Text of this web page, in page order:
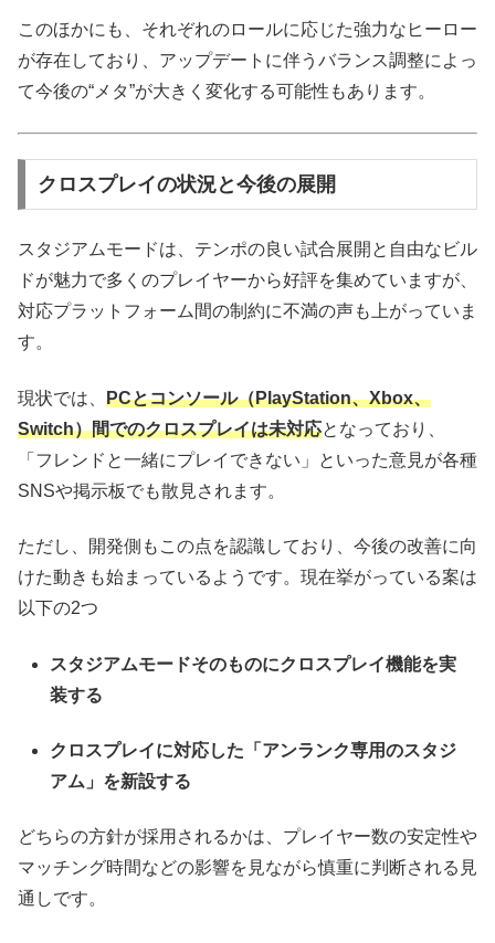
このほかにも、それぞれのロールに応じた強力なヒーロー
が存在しており、アップデートに伴うバランス調整によっ
て今後の“メタ”が大きく変化する可能性もあります。
クロスプレイの状況と今後の展開
スタジアムモードは、テンポの良い試合展開と自由なビル
ドが魅力で多くのプレイヤーから好評を集めていますが、
対応プラットフォーム間の制約に不満の声も上がっていま
す。
現状では、 PCとコンソール（PlayStation、Xbox、
Switch）間でのクロスプレイは未対応となっており、
「フレンドと一緒にプレイできない」といった意見が各種
SNSや掲示板でも散見されます。
ただし、開発側もこの点を認識しており、今後の改善に向
けた動きも始まっているようです。現在挙がっている案は
以下の2つ
スタジアムモードそのものにクロスプレイ機能を実
装する
クロスプレイに対応した「アンランク専用のスタジ
アム」を新設する
どちらの方針が採用されるかは、プレイヤー数の安定性や
マッチング時間などの影響を見ながら慎重に判断される見
通しです。